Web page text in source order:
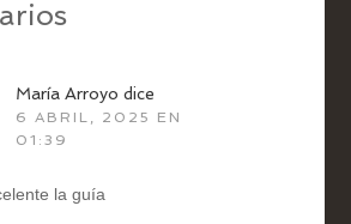
María Arroyo dice
6 ABRIL, 2025 EN
01:39
la guía